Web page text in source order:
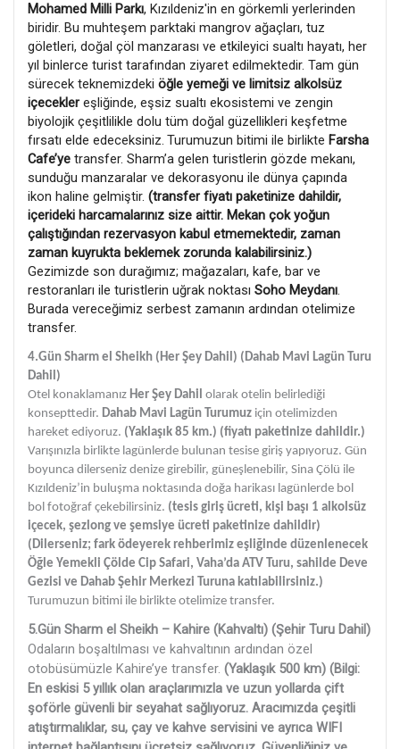
Mohamed Milli Parkı, Kızıldeniz'in en görkemli yerlerinden
biridir. Bu muhteşem parktaki mangrov ağaçları, tuz
göletleri, doğal çöl manzarası ve etkileyici sualtı hayatı, her
yıl binlerce turist tarafından ziyaret edilmektedir. Tam gün
sürecek teknemizdeki öğle yemeği ve limitsiz alkolsüz
içeceklereşliğinde, eşsiz sualtı ekosistemi ve zengin
biyolojik çeşitlilikle dolu tüm doğal güzellikleri keşfetme
fırsatı elde edeceksiniz. Turumuzun bitimi ile birlikte Farsha
Cafe’ye transfer. Sharm’a gelen turistlerin gözde mekanı,
sunduğu manzaralar ve dekorasyonu ile dünya çapında
ikon haline gelmiştir. (transfer fiyatı paketinize dahildir,
içerideki harcamalarınız size aittir. Mekan çok yoğun
çalıştığından rezervasyon kabul etmemektedir, zaman
zaman kuyrukta beklemek zorunda kalabilirsiniz.)
Gezimizde son durağımız; mağazaları, kafe, bar ve
restoranları ile turistlerin uğrak noktası Soho Meydanı.
Burada vereceğimiz serbest zamanın ardından otelimize
transfer.
4.Gün Sharm el Sheikh (Her Şey Dahil) (Dahab Mavi Lagün Turu
Dahil)
Otel konaklamanız Her Şey Dahil olarak otelin belirlediği
konsepttedir. Dahab Mavi Lagün Turumuz için otelimizden
hareket ediyoruz. (Yaklaşık 85 km.) (fiyatı paketinize dahildir.)
Varışınızla birlikte lagünlerde bulunan tesise giriş yapıyoruz. Gün
boyunca dilerseniz denize girebilir, güneşlenebilir, Sina Çölü ile
Kızıldeniz’in buluşma noktasında doğa harikası lagünlerde bol
bol fotoğraf çekebilirsiniz. (tesis giriş ücreti, kişi başı 1 alkolsüz
içecek, şezlong ve şemsiye ücreti paketinize dahildir)
(Dilerseniz; fark ödeyerek rehberimiz eşliğinde düzenlenecek
Öğle Yemekli Çölde Cip Safari, Vaha’da ATV Turu, sahilde Deve
Gezisi ve Dahab Şehir Merkezi Turuna katılabilirsiniz.)
Turumuzun bitimi ile birlikte otelimize transfer.
5.Gün Sharm el Sheikh – Kahire (Kahvaltı) (Şehir Turu Dahil)
Odaların boşaltılması ve kahvaltının ardından özel
otobüsümüzle Kahire’ye transfer. (Yaklaşık 500 km) (Bilgi:
En eskisi 5 yıllık olan araçlarımızla ve uzun yollarda çift
şoförle güvenli bir seyahat sağlıyoruz. Aracımızda çeşitli
atıştırmalıklar, su, çay ve kahve servisini ve ayrıca WIFI